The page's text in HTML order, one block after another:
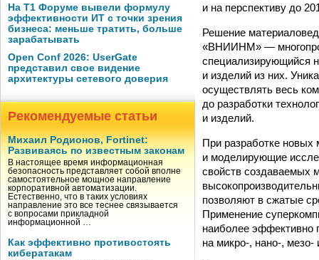
На Т1 Форуме вывели формулу
эффективности ИТ с точки зрения
бизнеса: меньше тратить, больше
зарабатывать
Open Conf 2026: UserGate
представил свое видение
архитектуры сетевого доверия
Рекомендуемые статьи
Михаил Родионов, Fortinet:
Развиваясь по известным законам
В настоящее время информационная
безопасность представляет собой вполне
самостоятельное мощное направление
корпоративной автоматизации.
Естественно, что в таких условиях
направление это все теснее связывается
с вопросами прикладной
информационной …
Как эффективно противостоять
кибератакам
и на перспективу до
Решение
«ВНИИНМ» —
специализирующийся
и изделий из них.
осуществлять весь
до разработки
и изделий.
При разработке новых
и моделирующие
свойств создаваемых
позволяют в сжатые
Применение
наиболее эффективно
на микро-, нано-, мезо-